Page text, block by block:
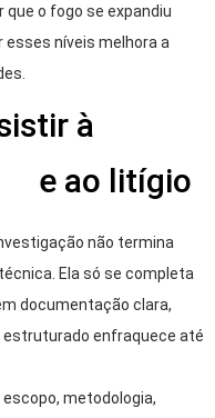
o fogo se expandiu
esses níveis melhora a
à
e ao litígio
não termina
Ela só se completa
documentação clara,
estruturado enfraquece até
metodologia,